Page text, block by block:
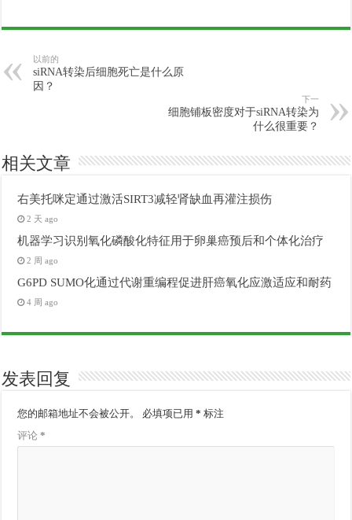
以前的
siRNA转染后细胞死亡是什么原
因？
下一
细胞铺板密度对于siRNA转染为
什么很重要？
相关文章
右美托咪定通过激活SIRT3减轻肾缺血再灌注损伤
2 天 ago
机器学习识别氧化磷酸化特征用于卵巢癌预后和个体化治疗
2 周 ago
G6PD SUMO化通过代谢重编程促进肝癌氧化应激适应和耐药
4 周 ago
发表回复
您的邮箱地址不会被公开。 必填项已用* 标注
评论*